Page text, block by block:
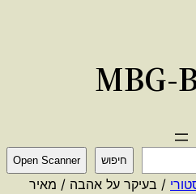
MBG-
חיפוש Open Scanner
/ בעיקר על אהבה / מאיר